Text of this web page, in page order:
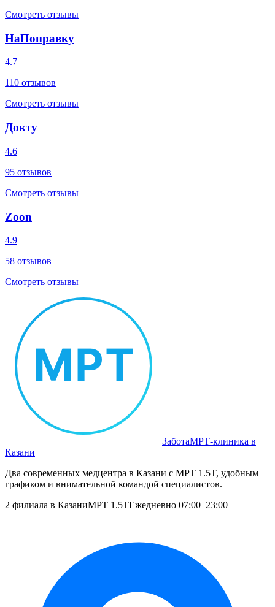
Смотреть отзывы
НаПоправку
4.7
110 отзывов
Смотреть отзывы
Докту
4.6
95 отзывов
Смотреть отзывы
Zoon
4.9
58 отзывов
Смотреть отзывы
ЗаботаМРТ‑клиника в
Казани
Два современных медцентра в Казани с МРТ 1.5T, удобным
графиком и внимательной командой специалистов.
2 филиала в КазаниМРТ 1.5TЕжедневно 07:00–23:00